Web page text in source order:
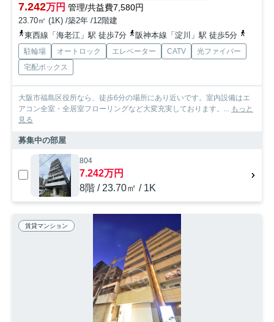
7.242万円 管理/共益費7,580円
23.70㎡ (1K) /築2年 /12階建
東西線「海老江」駅 徒歩7分
阪神本線「淀川」駅 徒歩5分
駐輪場 オートロック エレベーター CATV
光ファイバー
宅配ボックス
大阪市福島区役所なら、徒歩6分の場所にあり近いです。室内設備はエ
アコン全室・全居室フローリングなど大変充実しております。... もっと
見る
募集中の部屋
804
7.242万円
8階 / 23.70㎡ / 1K
賃貸マンション